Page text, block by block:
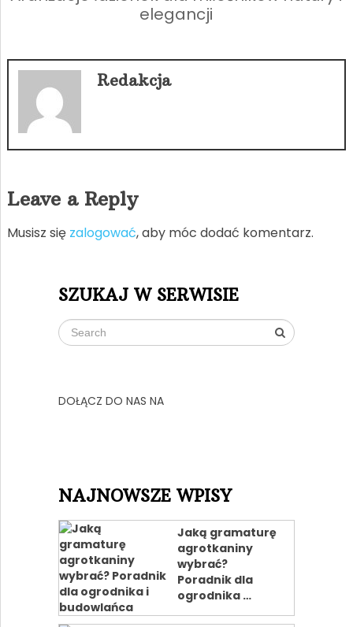
elegancji
Redakcja
Leave a Reply
Musisz się zalogować, aby móc dodać komentarz.
SZUKAJ W SERWISIE
DOŁĄCZ DO NAS NA
NAJNOWSZE WPISY
Jaką gramaturę
agrotkaniny
wybrać?
Poradnik dla
ogrodnika …